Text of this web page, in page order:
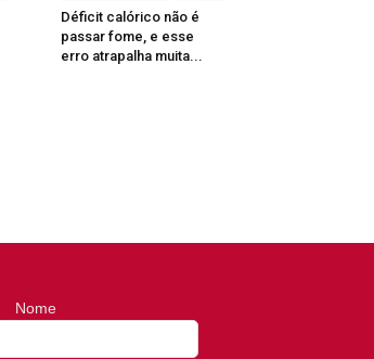
Déficit calórico não é
passar fome, e esse
erro atrapalha muita...
Nome